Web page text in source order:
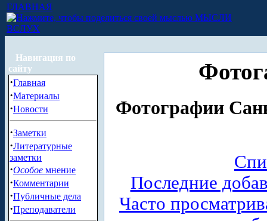
ГЛАВНАЯ
МЫСЛИ
ВСЛУХ
Навигация по
сайту
·Главная
·Материалы
·Новости
·Заметки
·Литературные
заметки
·Особое мнение
·Комментарии
·Публичные дела
·Преподаватели
Фотографии
Последние
Часто